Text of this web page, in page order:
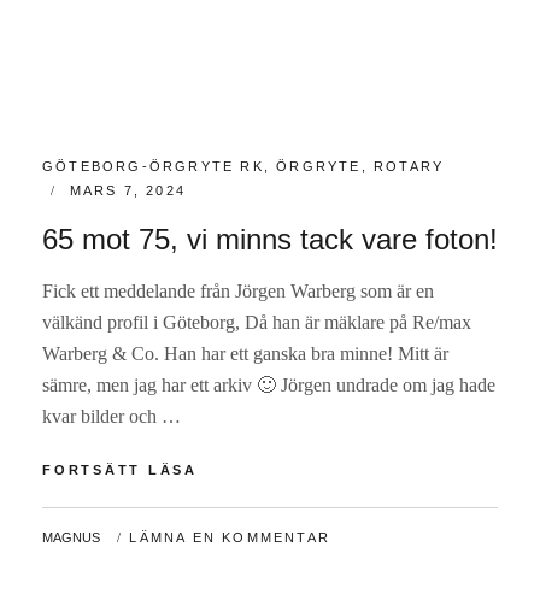
KATEGORIER:
GÖTEBORG-ÖRGRYTE RK ,ÖRGRYTE
ROTARY
PUBLICERAT
MARS 7, 2024
65 mot 75, vi minns tack vare foton!
Fick ett meddelande från Jörgen Warberg som är en
välkänd profil i Göteborg, Då han är mäklare på Re/max
Warberg & Co. Han har ett ganska bra minne! Mitt är
sämre, men jag har ett arkiv 🙂 Jörgen undrade om jag hade
kvar bilder och …
FORTSÄTT LÄSA
VI
AV
MAGNUS LÄMNA EN KOMMENTAR